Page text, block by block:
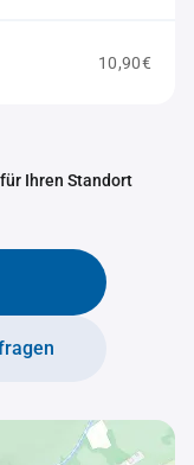
10,90€
Ihren Standort